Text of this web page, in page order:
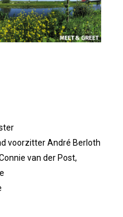
OVZ
Bemmelen
In Leiderdorp!
voorzitter André Berloth
van der Post,